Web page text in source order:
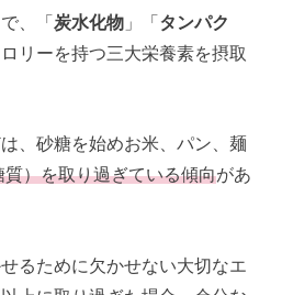
、「炭水化物 」「タンパク
リーを持つ三大栄養素を摂取
、砂糖を始めお米、パン、麺
）を取り過ぎている傾向があ
るために欠かせない大切なエ